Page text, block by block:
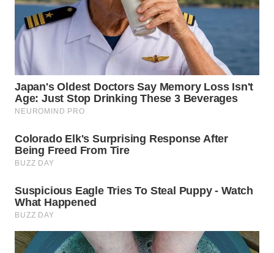
SUMEDANG
CIANJUR
WN
KEPULAUAN
SERIBU
WN
TANGERANG
WN
BINJAI
WN